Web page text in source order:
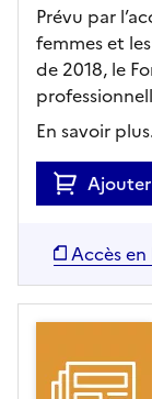
Prévu par
femmes et
de 2018, le
En savoir
Accès en